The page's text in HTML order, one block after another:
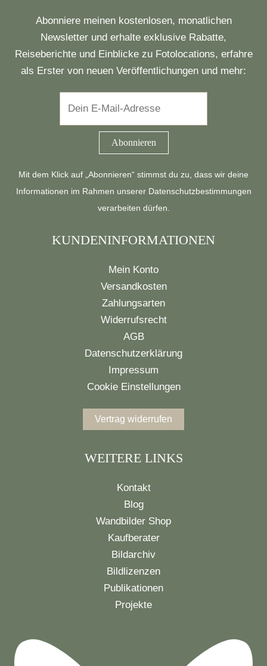
Abonniere meinen kostenlosen, monatlichen
Newsletter und erhalte exklusive Rabatte,
Reiseberichte und Einblicke zu Fotolocations, erfahre
als Erster von neuen Veröffentlichungen und mehr:
Mit dem Klick auf „Abonnieren“ stimmst du zu, dass wir deine
Informationen im Rahmen unserer Datenschutzbestimmungen
verarbeiten dürfen.
KUNDENINFORMATIONEN
Mein Konto
Versandkosten
Zahlungsarten
Widerrufsrecht
AGB
Datenschutzerklärung
Impressum
Cookie Einstellungen
Vertrag widerrufen
WEITERE LINKS
Kontakt
Blog
Wandbilder Shop
Kaufberater
Bildarchiv
Bildlizenzen
Publikationen
Projekte